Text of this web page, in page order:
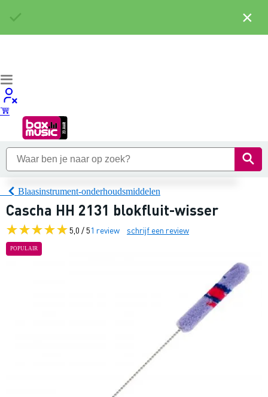
Blaasinstrument-onderhoudsmiddelen
Cascha HH 2131 blokfluit-wisser
5,0 / 51 review schrijf een review
POPULAIR
×